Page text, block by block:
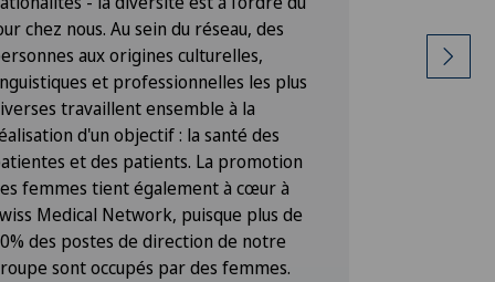
chez nous. Au sein du réseau, des
aux origines culturelles,
et professionnelles les plus
travaillent ensemble à la
d'un objectif : la santé des
et des patients. La promotion
femmes tient également à cœur à
Medical Network, puisque plus de
des postes de direction de notre
sont occupés par des femmes.
une
dans tous